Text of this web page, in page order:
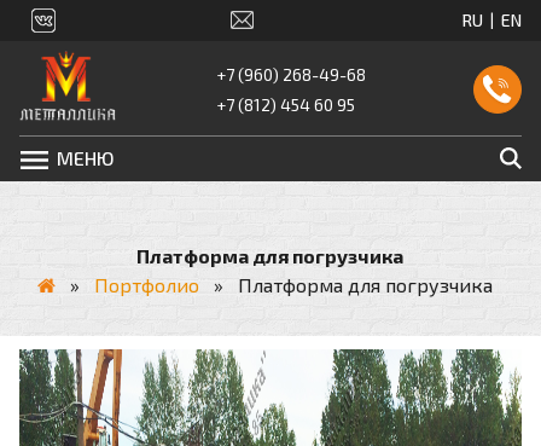
+7 (960) 268-49-68
+7 (812) 454 60 95
МЕНЮ
Платформа для погрузчика
»
Портфолио » Платформа для погрузчика